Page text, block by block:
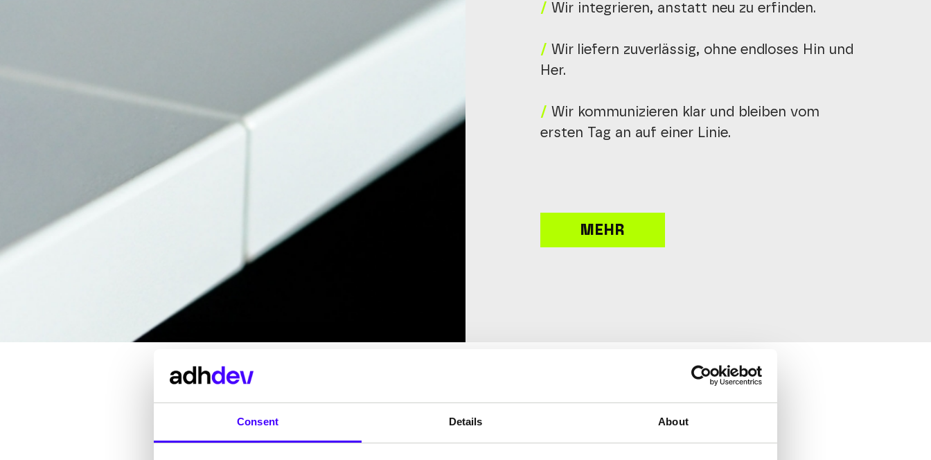
Consent Details About
/ Wir integrieren, anstatt neu zu erfinden.
/ Wir liefern zuverlässig, ohne endloses Hin und
Her.
/ Wir kommunizieren klar und bleiben vom
ersten Tag an auf einer Linie.
MEHR